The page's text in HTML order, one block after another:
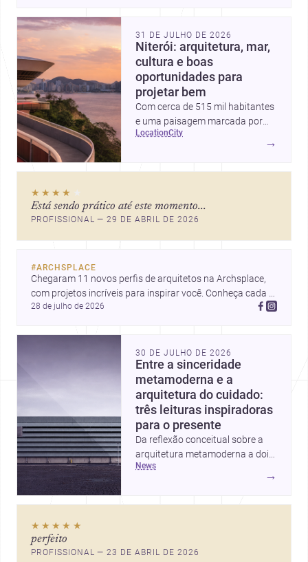
31 DE JULHO DE 2026
Niterói: arquitetura, mar,
cultura e boas
oportunidades para
projetar bem
Com cerca de 515 mil habitantes
e uma paisagem marcada por
ícones como o Museu de Arte
mercado interessante para quem
quer construir, reformar ou
location city
→
★★★★ ★
Está sendo prático até este momento...
PROFISSIONAL — 29 DE ABRIL DE 2026
#ARCHSPLACE
Chegaram 11 novos perfis de arquitetos na Archsplace,
com projetos incríveis para inspirar você. Conheça cada
perfil e descubra novas ideias para seus próximos
28 de julho de 2026
30 DE JULHO DE 2026
Entre a sinceridade
metamoderna e a
arquitetura do cuidado:
três leituras inspiradoras
para o presente
Da reflexão conceitual sobre a
arquitetura metamoderna a dois
projetos que colocam escala
humana, bem-estar e experiência
pensar forma, uso e emoção
news
→
★★★★★
perfeito
PROFISSIONAL — 23 DE ABRIL DE 2026